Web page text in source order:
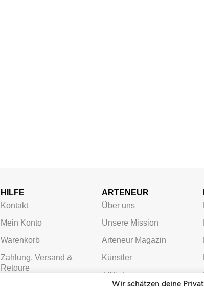
HILFE
Kontakt
Mein Konto
Warenkorb
Zahlung, Versand &
Retoure
ARTENEUR
Über uns
Unsere Mission
Arteneur Magazin
Künstler
Affiliate
Markenbotschafter
Wir schätzen deine